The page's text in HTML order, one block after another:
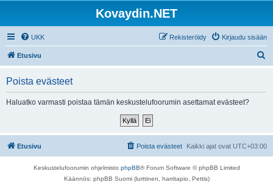
Kovaydin.NET
UKK Kirjaudu sisään
Rekisteröidy
Etusivu
Poista evästeet
Haluatko varmasti poistaa tämän keskustelufoorumin asettamat evästeet?
Etusivu Kaikki ajat ovat UTC+03:00
Poista evästeet
Keskustelufoorumin ohjelmisto phpBB® Forum Software © phpBB Limited
Käännös: phpBB Suomi (lurttinen, harritapio, Pettis)